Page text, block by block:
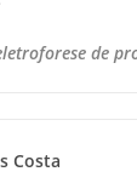
de
Costa